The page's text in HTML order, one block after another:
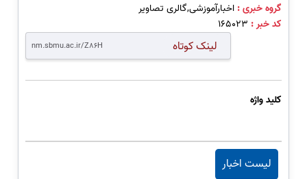
گروه خبری :اخبارآموزشی,گالری تصاویر
کد خبر : 165023
لینک کوتاه
کلید واژه
لیست اخبار